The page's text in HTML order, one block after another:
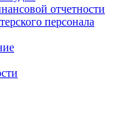
отчетности
персонала